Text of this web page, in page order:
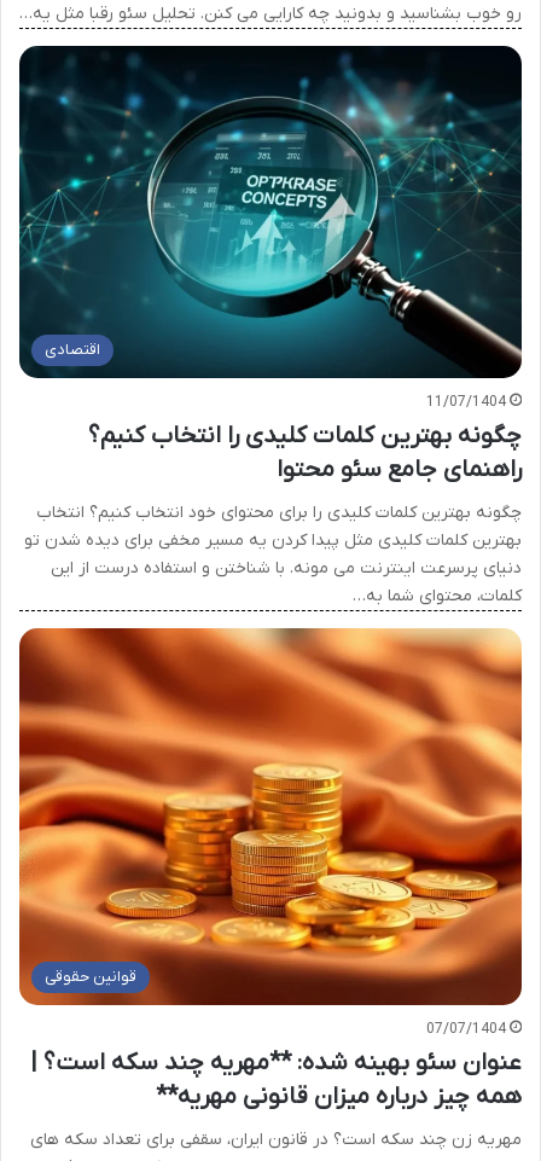
رو خوب بشناسید و بدونید چه کارایی می کنن. تحلیل سئو رقبا مثل یه…
اقتصادی
11/07/1404
چگونه بهترین کلمات کلیدی را انتخاب کنیم؟
راهنمای جامع سئو محتوا
چگونه بهترین کلمات کلیدی را برای محتوای خود انتخاب کنیم؟ انتخاب
بهترین کلمات کلیدی مثل پیدا کردن یه مسیر مخفی برای دیده شدن تو
دنیای پرسرعت اینترنت می مونه. با شناختن و استفاده درست از این
کلمات، محتوای شما به…
قوانین حقوقی
07/07/1404
عنوان سئو بهینه شده: **مهریه چند سکه است؟ |
همه چیز درباره میزان قانونی مهریه**
مهریه زن چند سکه است؟ در قانون ایران، سقفی برای تعداد سکه های